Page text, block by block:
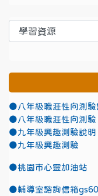
●八年級職涯性向測驗
●八年級職涯性向測驗
●九年級興趣測驗說明
●九年級興趣測驗
●桃園市心靈加油站
●輔導室諮詢信箱